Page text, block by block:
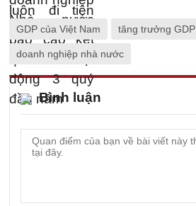
GDP của Việt Nam tăng trưởng GDP
doanh nghiệp nhà nước
Bình luận